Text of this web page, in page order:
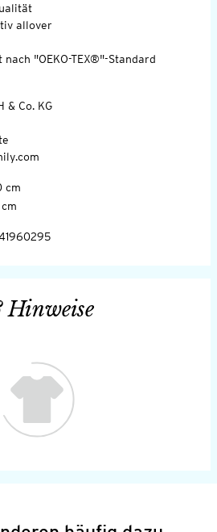
allover
"OEKO-TEX®"-Standard
& Co. KG
cm